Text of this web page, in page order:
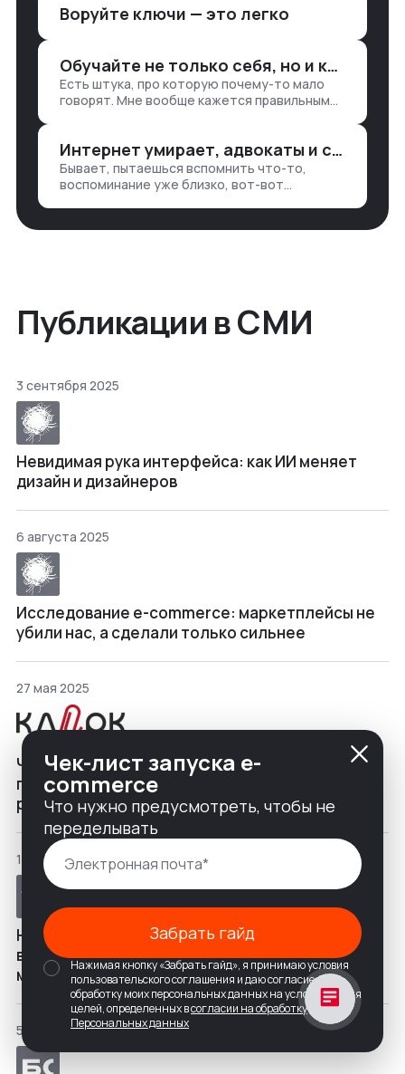
аналитикой лет 15 назад, нужно было:
продажи, заявки, прогресс по проекту
— все ручками
Воруйте ключи — это легко
Обучайте не только себя, но и клиентов
Есть штука, про которую почему-то мало
говорят. Мне вообще кажется правильным
хватаешь у клиента: е…
Интернет умирает, адвокаты и судьи в растерянности, а я хочу песню
Бывает, пытаешься вспомнить что-то,
воспоминание уже близко, вот-вот
неделями, если сильно не повезе…
Публикации в СМИ
3 сентября 2025
Невидимая рука интерфейса: как ИИ меняет
дизайн и дизайнеров
6 августа 2025
Исследование e-commerce: маркетплейсы не
убили нас, а сделали только сильнее
27 мая 2025
Что не так с дизайном, или Почему я
переориентировал свое агентство на веб-
разработку полного цикла
15 апреля 2025
Наши 象: что я узнал про китайцев и китайский
веб-дизайн, пока создавал сайт для
мясокомбината
5 декабря 2024
Чек-лист запуска e-
commerce
Что нужно предусмотреть, чтобы не
переделывать
Забрать гайд
Нажимая кнопку «Забрать гайд», я принимаю условия
пользовательского соглашения и даю согласие на
обработку моих персональных данных на условиях и для
целей, определенных всогласии на обработку
Персональных данных